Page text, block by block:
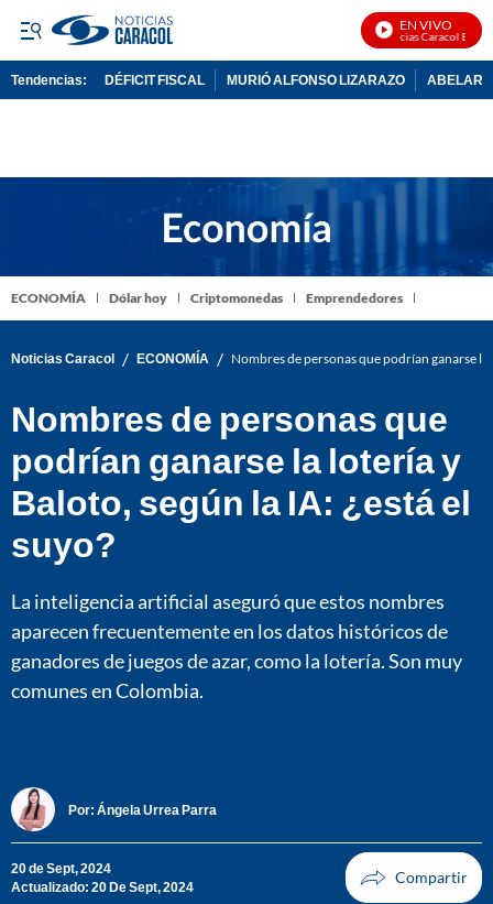
EN VIVO
Noticias Caracol En Vivo
Tendencias: DÉFICIT FISCAL MURIÓ ALFONSO LIZARAZO
ECONOMÍA Dólar hoy Criptomonedas Emprendedores
Noticias Caracol / ECONOMÍA / Nombres de personas que podrían ganarse la
Nombres de personas que
podrían ganarse la lotería y
Baloto, según la IA: ¿está el
suyo?
La inteligencia artificial aseguró que estos nombres
aparecen frecuentemente en los datos históricos de
ganadores de juegos de azar, como la lotería. Son muy
comunes en Colombia.
Por: Ángela Urrea Parra
20 de Sept, 2024
Actualizado: 20 De Sept, 2024